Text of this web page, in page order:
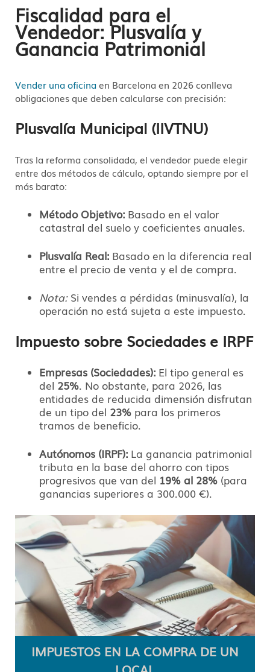
Fiscalidad para el
Vendedor: Plusvalía y
Ganancia Patrimonial
Vender una oficinaen Barcelona en 2026 conlleva
obligaciones que deben calcularse con precisión:
Plusvalía Municipal (IIVTNU)
Tras la reforma consolidada, el vendedor puede elegir
entre dos métodos de cálculo, optando siempre por el
más barato:
Método Objetivo: Basado en el valor
catastral del suelo y coeficientes anuales.
Plusvalía Real: Basado en la diferencia real
entre el precio de venta y el de compra.
Nota:Si vendes a pérdidas (minusvalía), la
operación no está sujeta a este impuesto.
Impuesto sobre Sociedades e IRPF
Empresas (Sociedades): El tipo general es
del 25%. No obstante, para 2026, las
entidades de reducida dimensión disfrutan
de un tipo del 23% para los primeros
tramos de beneficio.
Autónomos (IRPF): La ganancia patrimonial
tributa en la base del ahorro con tipos
progresivos que van del 19% al 28% (para
ganancias superiores a 300.000 €).
IMPUESTOS EN LA COMPRA DE UN